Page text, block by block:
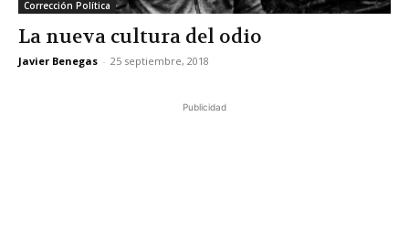
Corrección Política
La nueva cultura del odio
Javier Benegas - 25 septiembre, 2018
Publicidad